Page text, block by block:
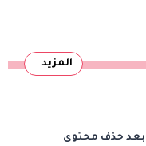
المزيد
Apple تعيد Telegram بعد حذف محتوى